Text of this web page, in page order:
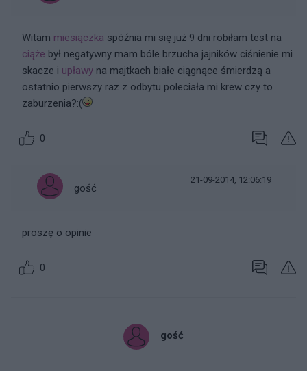
Witam miesiączka spóźnia mi się już 9 dni robiłam test na
ciąże był negatywny mam bóle brzucha jajników ciśnienie mi
skacze i upławy na majtkach białe ciągnące śmierdzą a
ostatnio pierwszy raz z odbytu poleciała mi krew czy to
zaburzenia?:(
0
gość
21-09-2014, 12:06:19
proszę o opinie
0
gość